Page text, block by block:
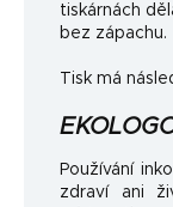
tiskárnách
bez zápachu.
Tisk má
Používání
zdraví ani